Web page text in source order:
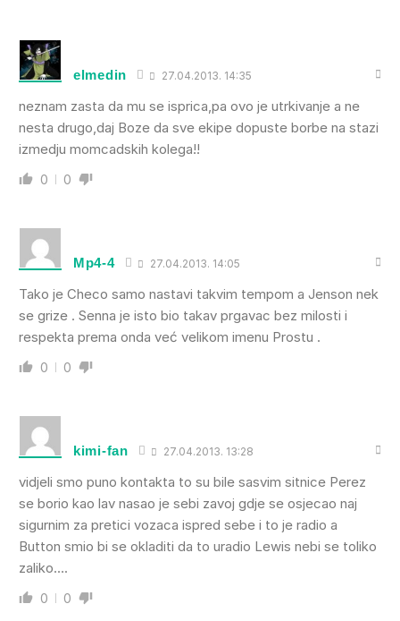
elmedin 27.04.2013. 14:35
neznam zasta da mu se isprica,pa ovo je utrkivanje a ne
nesta drugo,daj Boze da sve ekipe dopuste borbe na stazi
izmedju momcadskih kolega!!
0 0
Mp4-4 27.04.2013. 14:05
Tako je Checo samo nastavi takvim tempom a Jenson nek
se grize . Senna je isto bio takav prgavac bez milosti i
respekta prema onda već velikom imenu Prostu .
0 0
kimi-fan 27.04.2013. 13:28
vidjeli smo puno kontakta to su bile sasvim sitnice Perez
se borio kao lav nasao je sebi zavoj gdje se osjecao naj
sigurnim za pretici vozaca ispred sebe i to je radio a
Button smio bi se okladiti da to uradio Lewis nebi se toliko
zaliko….
0 0